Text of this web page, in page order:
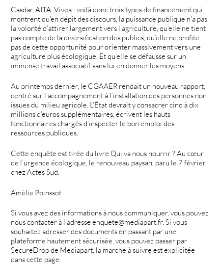
Casdar, AITA, Vivea : voilà donc trois types de financement qui
montrent qu’en dépit des discours, la puissance publique n’a pas
la volonté d’attirer largement vers l’agriculture, qu’elle ne tient
pas compte de la diversification des publics, qu’elle ne profite
pas de cette opportunité pour orienter massivement vers une
agriculture plus écologique. Et qu’elle se défausse sur un
immense travail associatif sans lui en donner les moyens.
Au printemps dernier, le CGAAER rendait un nouveau rapport,
centré sur l’accompagnement à l’installation des personnes non
issues du milieu agricole. L’État devrait y consacrer cinq à dix
millions d’euros supplémentaires, écrivent les hauts
fonctionnaires chargés d’inspecter le bon emploi des
ressources publiques.
Cette enquête est tirée du livre Qui va nous nourrir ? Au cœur
de l’urgence écologique, le renouveau paysan, paru le 7 février
chez Actes Sud.
Amélie Poinssot
Si vous avez des informations à nous communiquer, vous pouvez
nous contacter à l’adresse enquete@mediapart.fr. Si vous
souhaitez adresser des documents en passant par une
plateforme hautement sécurisée, vous pouvez passer par
SecureDrop de Mediapart, la marche à suivre est explicitée
dans cette page.